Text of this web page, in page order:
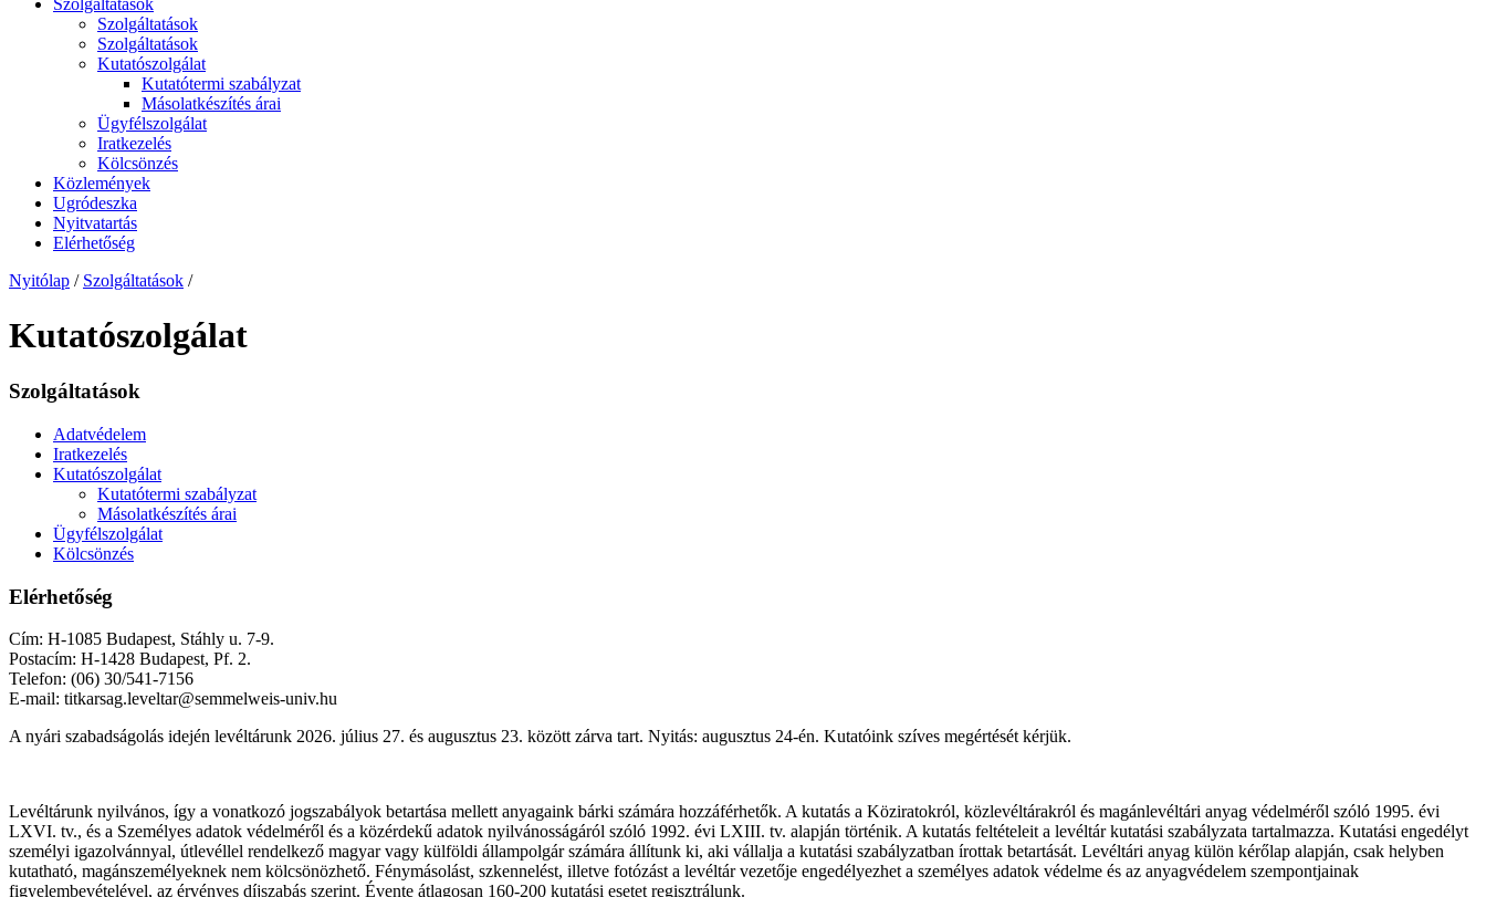
Szolgáltatások
Szolgáltatások
Szolgáltatások
Kutatószolgálat
Kutatótermi szabályzat
Másolatkészítés árai
Ügyfélszolgálat
Iratkezelés
Kölcsönzés
Közlemények
Ugródeszka
Nyitvatartás
Elérhetőség
Nyitólap / Szolgáltatások /
Kutatószolgálat
Szolgáltatások
Adatvédelem
Iratkezelés
Kutatószolgálat
Kutatótermi szabályzat
Másolatkészítés árai
Ügyfélszolgálat
Kölcsönzés
Elérhetőség
Cím: H-1085 Budapest, Stáhly u. 7-9.
Postacím: H-1428 Budapest, Pf. 2.
Telefon: (06) 30/541-7156
E-mail: titkarsag.leveltar@semmelweis-univ.hu
A nyári szabadságolás idején levéltárunk 2026. július 27. és augusztus 23. között zárva tart. Nyitás: augusztus 24-én. Kutatóink szíves megértését kérjük.
Levéltárunk nyilvános, így a vonatkozó jogszabályok betartása mellett anyagaink bárki számára hozzáférhetők. A kutatás a Köziratokról, közlevéltárakról és magánlevéltári anyag védelméről szóló 1995. évi
LXVI. tv., és a Személyes adatok védelméről és a közérdekű adatok nyilvánosságáról szóló 1992. évi LXIII. tv. alapján történik. A kutatás feltételeit a levéltár kutatási szabályzata tartalmazza. Kutatási engedélyt
személyi igazolvánnyal, útlevéllel rendelkező magyar vagy külföldi állampolgár számára állítunk ki, aki vállalja a kutatási szabályzatban írottak betartását. Levéltári anyag külön kérőlap alapján, csak helyben
kutatható, magánszemélyeknek nem kölcsönözhető. Fénymásolást, szkennelést, illetve fotózást a levéltár vezetője engedélyezhet a személyes adatok védelme és az anyagvédelem szempontjainak
figyelembevételével, az érvényes díjszabás szerint. Évente átlagosan 160-200 kutatási esetet regisztrálunk.